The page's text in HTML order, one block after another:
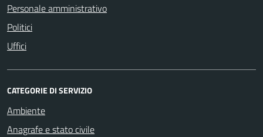
Personale amministrativo
Politici
Uffici
CATEGORIE DI SERVIZIO
Ambiente
Anagrafe e stato civile